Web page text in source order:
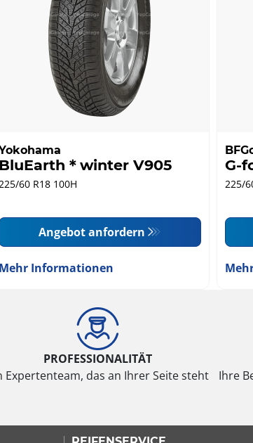
BluEarth＊winter V905
225/60 R18 100H
Angebot anfordern
Mehr Informationen
G-
225/
PROFESSIONALITÄT
Expertenteam, das an Ihrer Seite steht
Ihre